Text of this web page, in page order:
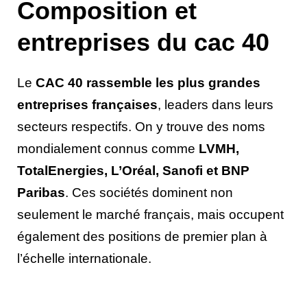
Composition et
entreprises du cac 40
Le CAC 40 rassemble les plus grandes
entreprises françaises, leaders dans leurs
secteurs respectifs. On y trouve des noms
mondialement connus comme LVMH,
TotalEnergies, L’Oréal, Sanofi et BNP
Paribas. Ces sociétés dominent non
seulement le marché français, mais occupent
également des positions de premier plan à
l’échelle internationale.